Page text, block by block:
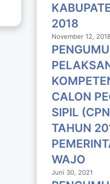
2018
November 12,
CALON
SIPIL
TAHUN
WAJO
Juni 30, 2021